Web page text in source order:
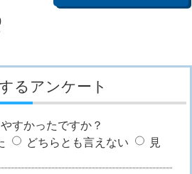
るアンケート
すかったですか？
どちらとも言えない
見